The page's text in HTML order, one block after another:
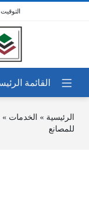
الرئيسية » الخدمات »
للمصانع